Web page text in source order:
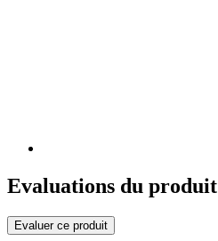
Evaluations du produit
Evaluer ce produit